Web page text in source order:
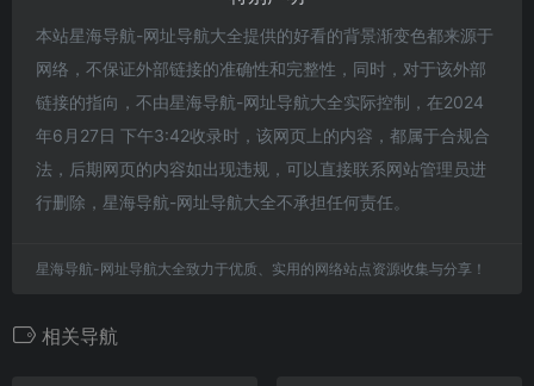
本站星海导航-网址导航大全提供的好看的背景渐变色都来源于
网络，不保证外部链接的准确性和完整性，同时，对于该外部
链接的指向，不由星海导航-网址导航大全实际控制，在2024
年6月27日 下午3:42收录时，该网页上的内容，都属于合规合
法，后期网页的内容如出现违规，可以直接联系网站管理员进
行删除，星海导航-网址导航大全不承担任何责任。
星海导航-网址导航大全致力于优质、实用的网络站点资源收集与分享！
相关导航